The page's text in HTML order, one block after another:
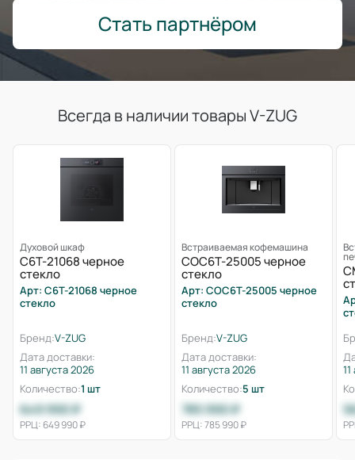
Стать партнёром
Всегда в наличии товары V-ZUG
Духовой шкаф
C6T-21068 черное
стекло
Арт: C6T-21068 черное
стекло
Бренд:V-ZUG
Дата доставки:
11 августа 2026
Количество:1 шт
649 990 ₽
РРЦ: 649 990 ₽
Встраиваемая кофемашина
COC6T-25005 черное
стекло
Арт: COC6T-25005 черное
стекло
Бренд:V-ZUG
Дата доставки:
11 августа 2026
Количество:5 шт
785 990 ₽
РРЦ: 785 990 ₽